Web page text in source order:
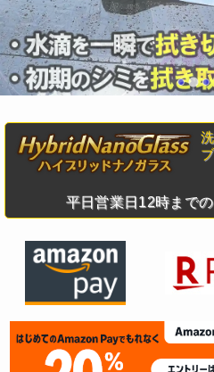
平日営業日12時まで